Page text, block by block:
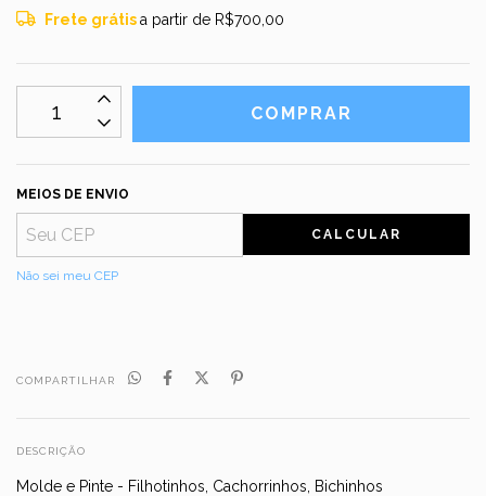
Frete grátisa partir de R$700,00
MEIOS DE ENVIO
CALCULAR
Não sei meu CEP
COMPARTILHAR
DESCRIÇÃO
Molde e Pinte - Filhotinhos, Cachorrinhos, Bichinhos